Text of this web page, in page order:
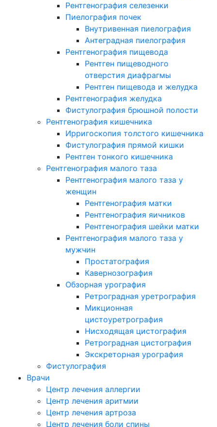
Рентгенография селезенки
Пиелография почек
Внутривенная пиелография
Антеградная пиелография
Рентгенография пищевода
Рентген пищеводного
отверстия диафрагмы
Рентген пищевода и желудка
Рентгенография желудка
Фистулография брюшной полости
Рентгенография кишечника
Ирригоскопия толстого кишечника
Фистулография прямой кишки
Рентген тонкого кишечника
Рентгенография малого таза
Рентгенография малого таза у
женщин
Рентгенография матки
Рентгенография яичников
Рентгенография шейки матки
Рентгенография малого таза у
мужчин
Простатография
Кавернозография
Обзорная урография
Ретроградная уретрография
Микционная
цистоуретрография
Нисходящая цистография
Ретроградная цистография
Экскреторная урография
Фистулография
Врачи
Центр лечения аллергии
Центр лечения аритмии
Центр лечения артроза
Центр лечения боли спины